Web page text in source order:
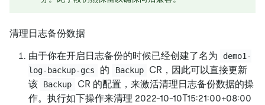
清理日志备份数据
由于你在开启日志备份的时候已经创建了名为
demo1-
log-backup-gcs
的 Backup
CR，因此可以直接更新
该
Backup
CR 的配置，来激活清理日志备份数据的操
作。执行如下操作来清理 2022-10-10T15:21:00+08:00